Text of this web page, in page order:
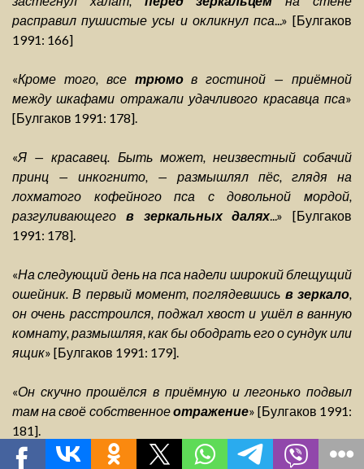
расправил пушистые усы и окликнул пса ...» [Булгаков
1991: 166]
«Кроме того, все трюмов гостиной — приёмной
между шкафами отражали удачливого красавца пса»
[Булгаков 1991: 178].
«Я — красавец. Быть может, неизвестный собачий
принц — инкогнито, — размышлял пёс, глядя на
лохматого кофейного пса с довольной мордой,
разгуливающего в зеркальных далях...» [Булгаков
1991: 178].
«На следующий день на пса надели широкий блещущий
ошейник. В первый момент, поглядевшись в зеркало
он очень расстроился, поджал хвост и ушёл в ванную
комнату, размышляя, как бы ободрать его о сундук или
ящик» [Булгаков 1991: 179].
«Он скучно прошёлся в приёмную и легонько подвыл
там на своё собственноеотражение» [Булгаков 1991:
181].